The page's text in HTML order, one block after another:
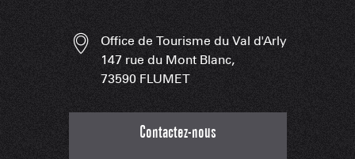
Office de Tourisme du Val d'Arly
147 rue du Mont Blanc,
73590 FLUMET
Contactez-nous